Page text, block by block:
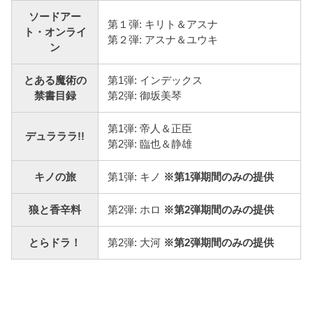
ソードアー
ト・オンライ
ン
第１弾: キリト＆アスナ
第２弾: アスナ＆ユウキ
とある魔術の
禁書目録
第1弾: インデックス
第2弾: 御坂美琴
デュラララ!!
第1弾: 帝人＆正臣
第2弾: 臨也＆静雄
キノの旅 第1弾: キノ ※第1弾期間のみの提供
狼と香辛料 第2弾: ホロ ※第2弾期間のみの提供
とらドラ！ 第2弾: 大河 ※第2弾期間のみの提供